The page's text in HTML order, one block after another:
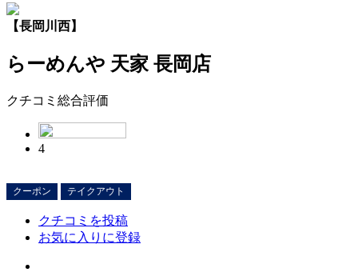
【長岡川西】
らーめんや 天家 長岡店
クチコミ総合評価
4
クーポン テイクアウト
クチコミを投稿
お気に入りに登録